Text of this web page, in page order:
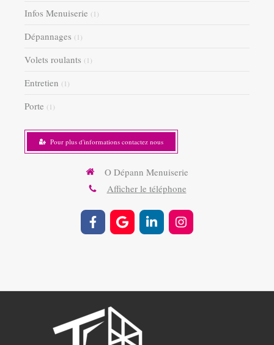
Infos Menuiserie (1)
Dépannages (1)
Volets roulants (1)
Entretien (1)
Porte (1)
Pour plus d'informations contactez nous
O Dépann Menuiserie
Afficher le téléphone